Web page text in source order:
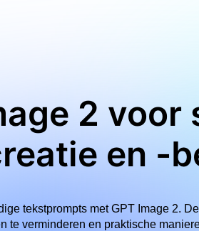
2 voor
en -
tekstprompts met GPT Image 2.
te verminderen en praktische